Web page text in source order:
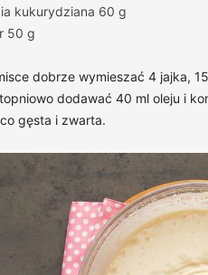
kukurydziana 60 g
50 g
dobrze wymieszać 4 jajka,
dodawać 40 ml oleju i
gęsta i zwarta.